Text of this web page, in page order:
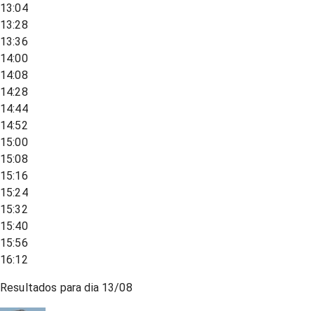
13:04
13:28
13:36
14:00
14:08
14:28
14:44
14:52
15:00
15:08
15:16
15:24
15:32
15:40
15:56
16:12
Resultados para dia 13/08